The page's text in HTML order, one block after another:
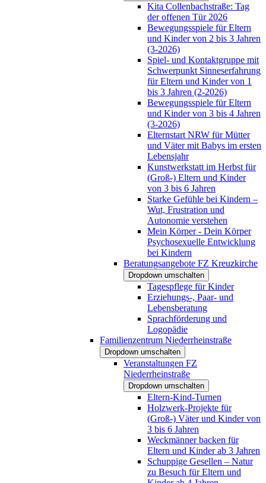
Kita Collenbachstraße: Tag
der offenen Tür 2026
Bewegungsspiele für Eltern
und Kinder von 2 bis 3 Jahren
(3-2026)
Spiel- und Kontaktgruppe mit
Schwerpunkt Sinneserfahrung
für Eltern und Kinder von 1
bis 3 Jahren (2-2026)
Bewegungsspiele für Eltern
und Kinder von 3 bis 4 Jahren
(3-2026)
Elternstart NRW für Mütter
und Väter mit Babys im ersten
Lebensjahr
Kunstwerkstatt im Herbst für
(Groß-) Eltern und Kinder
von 3 bis 6 Jahren
Starke Gefühle bei Kindern –
Wut, Frustration und
Autonomie verstehen
Mein Körper - Dein Körper
Psychosexuelle Entwicklung
bei Kindern
Beratungsangebote FZ Kreuzkirche
Dropdown umschalten
Tagespflege für Kinder
Erziehungs-, Paar- und
Lebensberatung
Sprachförderung und
Logopädie
Familienzentrum Niederrheinstraße
Dropdown umschalten
Veranstaltungen FZ
Niederrheinstraße
Dropdown umschalten
Eltern-Kind-Turnen
Holzwerk-Projekte für
(Groß-) Väter und Kinder von
3 bis 6 Jahren
Weckmänner backen für
Eltern und Kinder ab 3 Jahren
Schuppige Gesellen – Natur
zu Besuch für Eltern und